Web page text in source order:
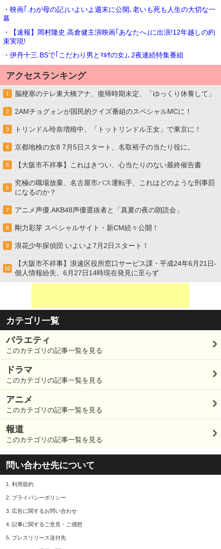
・映画｢.わが母の記｣いよいよ週末に公開､老いも死も人生の大切な一
幕
・【速報】岡村隆史.高倉健主演映画｢あなたへ｣に出演!12年越しの約
束実現!
・伊丹十三.BSで｢こだわり男とﾏﾙｻの女｣､2夜連続特集番組
アクセスランキング
1 脳梗塞のテレ東大橋アナ、復帰時期未定、「ゆっくり休養して」
2 2AMチョグォンが国民的クイズ番組のスペシャルMCに！
3 トリンドル玲奈増殖中、「トットリンドル王女」で東京に！
4 京都地検の女8 7月5日スタート、名取裕子の当たり役に。
5 【大阪市不祥事】これはきつい、心当たりのない最終催告書
6
究極の職場放棄、名古屋市バス運転手、これはどのような刑事罰
になるのか？
7 アニメ声優.AKB48声優選抜者と「真夏の夜の朗読会」
8 剛力彩芽 スペシャルサイト・新CM続々公開！
9 浪花少年探偵団 いよいよ7月2日スタート！
10
【大阪市不祥事】浪速区役所窓口サービス課・平成24年6月21日-
個人情報紛失、6月27日14時現在発見に至らず
カテゴリ一覧
バラエティ
このカテゴリの記事一覧を見る
ドラマ
このカテゴリの記事一覧を見る
アニメ
このカテゴリの記事一覧を見る
報道
このカテゴリの記事一覧を見る
問い合わせ先について
1. 利用規約
2. プライバシーポリシー
3. 広告に関するお問い合わせ
4. 記事に関するご意見・ご感想
5. プレスリリース送付先